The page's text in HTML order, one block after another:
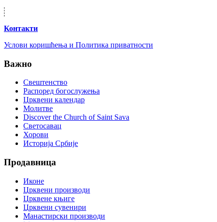
Контакти
Услови коришћења и Политика приватности
Важно
Свештенство
Распоред богослужења
Црквени календар
Молитве
Discover the Church of Saint Sava
Светосавац
Хорови
Историја Србије
Продавница
Иконе
Црквени производи
Црквене књиге
Црквени сувенири
Манастирски производи